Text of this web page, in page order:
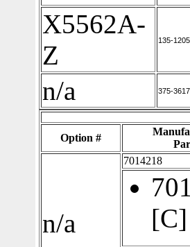
X5562A-
Z
135-1205
n/a 375-3617
Option #
n/a
7014218
[C]